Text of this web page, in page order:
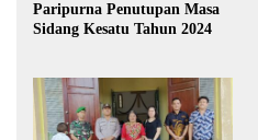
Paripurna Penutupan Masa
Sidang Kesatu Tahun 2024